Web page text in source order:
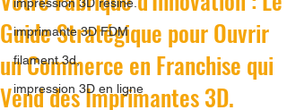
imprimante 3D FDM
filament 3d,
impression 3D en ligne
Guide Stratégique pour Ouvrir
un Commerce en Franchise qui
Vend des Imprimantes 3D.